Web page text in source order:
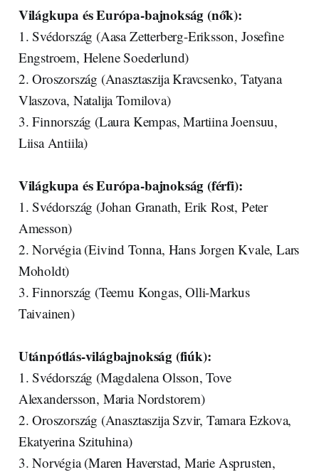
Világkupa és Európa-bajnokság (nők):
1. Svédország (Aasa Zetterberg-Eriksson, Josefine
Engstroem, Helene Soederlund)
2. Oroszország (Anasztaszija Kravcsenko, Tatyana
Vlaszova, Natalija Tomilova)
3. Finnország (Laura Kempas, Martiina Joensuu,
Liisa Antiila)
Világkupa és Európa-bajnokság (férfi):
1. Svédország (Johan Granath, Erik Rost, Peter
Amesson)
2. Norvégia (Eivind Tonna, Hans Jorgen Kvale, Lars
Moholdt)
3. Finnország (Teemu Kongas, Olli-Markus
Taivainen)
Utánpótlás-világbajnokság (fiúk):
1. Svédország (Magdalena Olsson, Tove
Alexandersson, Maria Nordstorem)
2. Oroszország (Anasztaszija Szvir, Tamara Ezkova,
Ekatyerina Szituhina)
3. Norvégia (Maren Haverstad, Marie Asprusten,